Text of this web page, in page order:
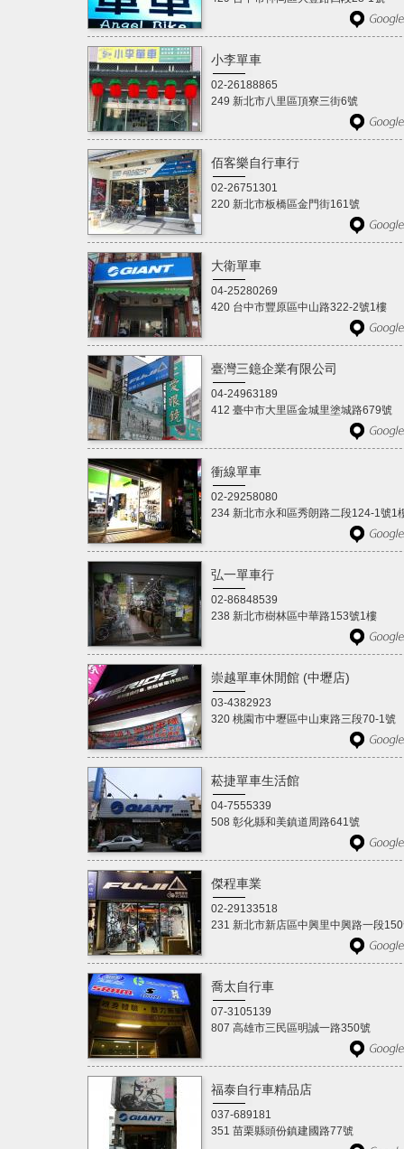
小李單車
02-26188865
249 新北市八里區頂寮三街6號
佰客樂自行車行
02-26751301
220 新北市板橋區金門街161號
大衛單車
04-25280269
420 台中市豐原區中山路322-2號1樓
臺灣三鐿企業有限公司
04-24963189
412 臺中市大里區金城里塗城路679號
衝線單車
02-29258080
234 新北市永和區秀朗路二段124-1號1
弘一單車行
02-86848539
238 新北市樹林區中華路153號1樓
崇越單車休閒館 (中壢店)
03-4382923
320 桃園市中壢區中山東路三段70-1號
菘捷單車生活館
04-7555339
508 彰化縣和美鎮道周路641號
傑程車業
02-29133518
231 新北市新店區中興里中興路一段
喬太自行車
07-3105139
807 高雄市三民區明誠一路350號
福泰自行車精品店
037-689181
351 苗栗縣頭份鎮建國路77號